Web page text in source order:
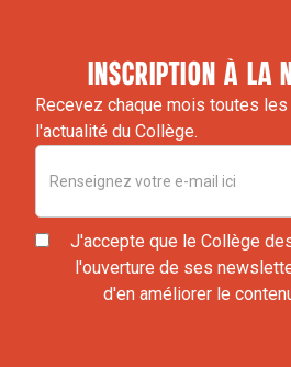
inscription à la
Recevez chaque mois toutes
l'actualité du Collège.
J'accepte que le Collège
l'ouverture de ses
d'en améliorer le